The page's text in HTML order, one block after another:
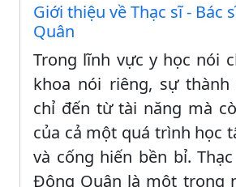
Giới thiệu về Thạc sĩ - Bác
Quân
Trong lĩnh vực y học nói
khoa nói riêng, sự thành
chỉ đến từ tài năng mà
của cả một quá trình học
và cống hiến bền bỉ.
Đông Quân là một trong